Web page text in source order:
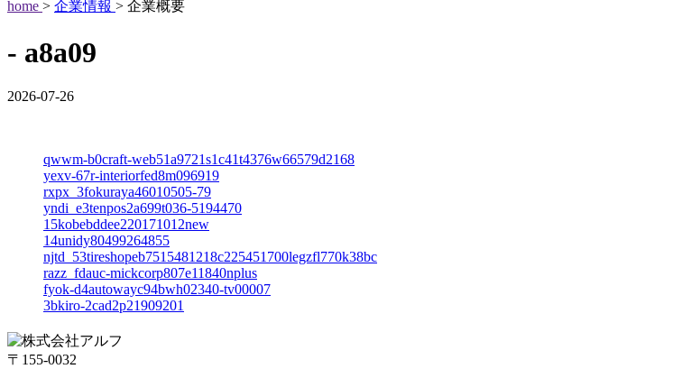
home > 企業情報 > 企業概要
- a8a09
2026-07-26
qwwm-b0craft-web51a9721s1c41t4376w66579d2168
yexv-67r-interiorfed8m096919
rxpx_3fokuraya46010505-79
yndi_e3tenpos2a699t036-5194470
15kobebddee220171012new
14unidy80499264855
njtd_53tireshopeb7515481218c225451700legzfl770k38bc
razz_fdauc-mickcorp807e11840nplus
fyok-d4autowayc94bwh02340-tv00007
3bkiro-2cad2p21909201
〒155-0032